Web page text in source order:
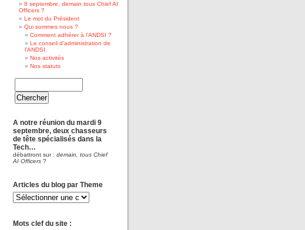
8 septembre, demain tous Chief AI
Officers ?
Le mot du Président
Qui sommes nous ?
Comment adhérer à l’ANDSI ?
Le conseil d’administration de
l’ANDSI.
Nos activités
Nos statuts
A notre réunion du mardi 9
septembre, deux chasseurs
de tête spécialisés dans la
Tech…
débattront sur : demain, tous Chief
AI Officers ?
Articles du blog par Theme
Articles
du
blog
Mots clef du site :